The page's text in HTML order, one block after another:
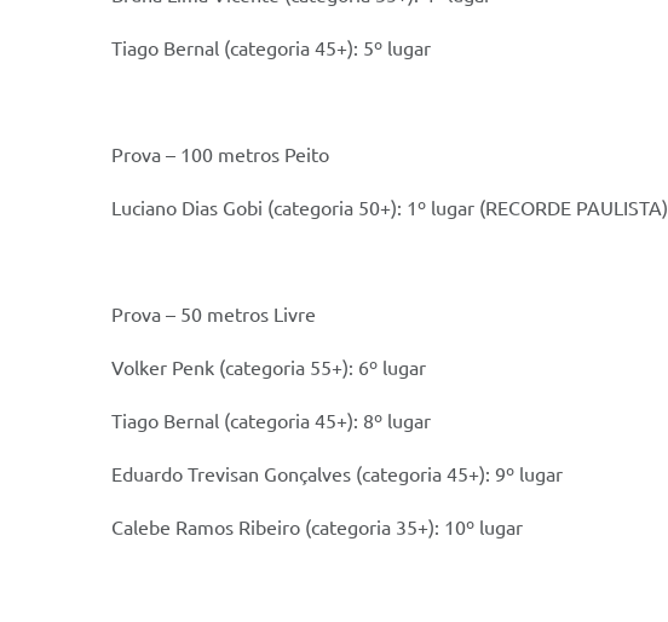
Tiago Bernal (categoria 45+): 5º lugar
Prova – 100 metros Peito
Luciano Dias Gobi (categoria 50+): 1º lugar (RECORDE PAULISTA)
Prova – 50 metros Livre
Volker Penk (categoria 55+): 6º lugar
Tiago Bernal (categoria 45+): 8º lugar
Eduardo Trevisan Gonçalves (categoria 45+): 9º lugar
Calebe Ramos Ribeiro (categoria 35+): 10º lugar